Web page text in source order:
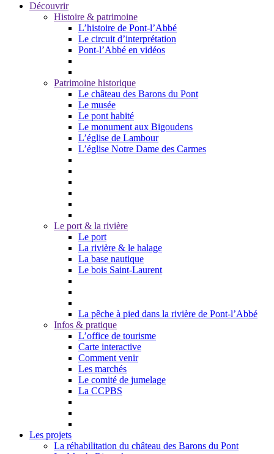
Découvrir
Histoire & patrimoine
L’histoire de Pont-l’Abbé
Le circuit d’interprétation
Pont-l’Abbé en vidéos
Patrimoine historique
Le château des Barons du Pont
Le musée
Le pont habité
Le monument aux Bigoudens
L’église de Lambour
L’église Notre Dame des Carmes
Le port & la rivière
Le port
La rivière & le halage
La base nautique
Le bois Saint-Laurent
La pêche à pied dans la rivière de Pont-l’Abbé
Infos & pratique
L’office de tourisme
Carte interactive
Comment venir
Les marchés
Le comité de jumelage
La CCPBS
Les projets
La réhabilitation du château des Barons du Pont